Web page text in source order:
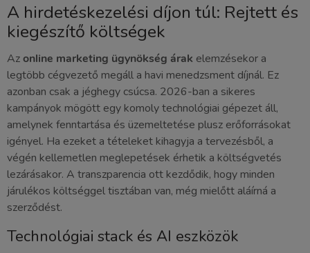
A hirdetéskezelési díjon túl: Rejtett és
kiegészítő költségek
Azonline marketing ügynökség árak elemzésekor a
legtöbb cégvezető megáll a havi menedzsment díjnál. Ez
azonban csak a jéghegy csúcsa. 2026-ban a sikeres
kampányok mögött egy komoly technológiai gépezet áll,
amelynek fenntartása és üzemeltetése plusz erőforrásokat
igényel. Ha ezeket a tételeket kihagyja a tervezésből, a
végén kellemetlen meglepetések érhetik a költségvetés
lezárásakor. A transzparencia ott kezdődik, hogy minden
járulékos költséggel tisztában van, még mielőtt aláírná a
szerződést.
Technológiai stack és AI eszközök